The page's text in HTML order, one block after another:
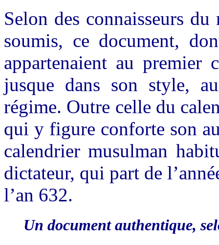
Selon des connaisseurs
soumis, ce document,
appartenaient au premier
jusque dans son style,
régime. Outre celle du
qui y figure conforte son
calendrier musulman
dictateur, qui part de
l’an 632.
Un document authentique,